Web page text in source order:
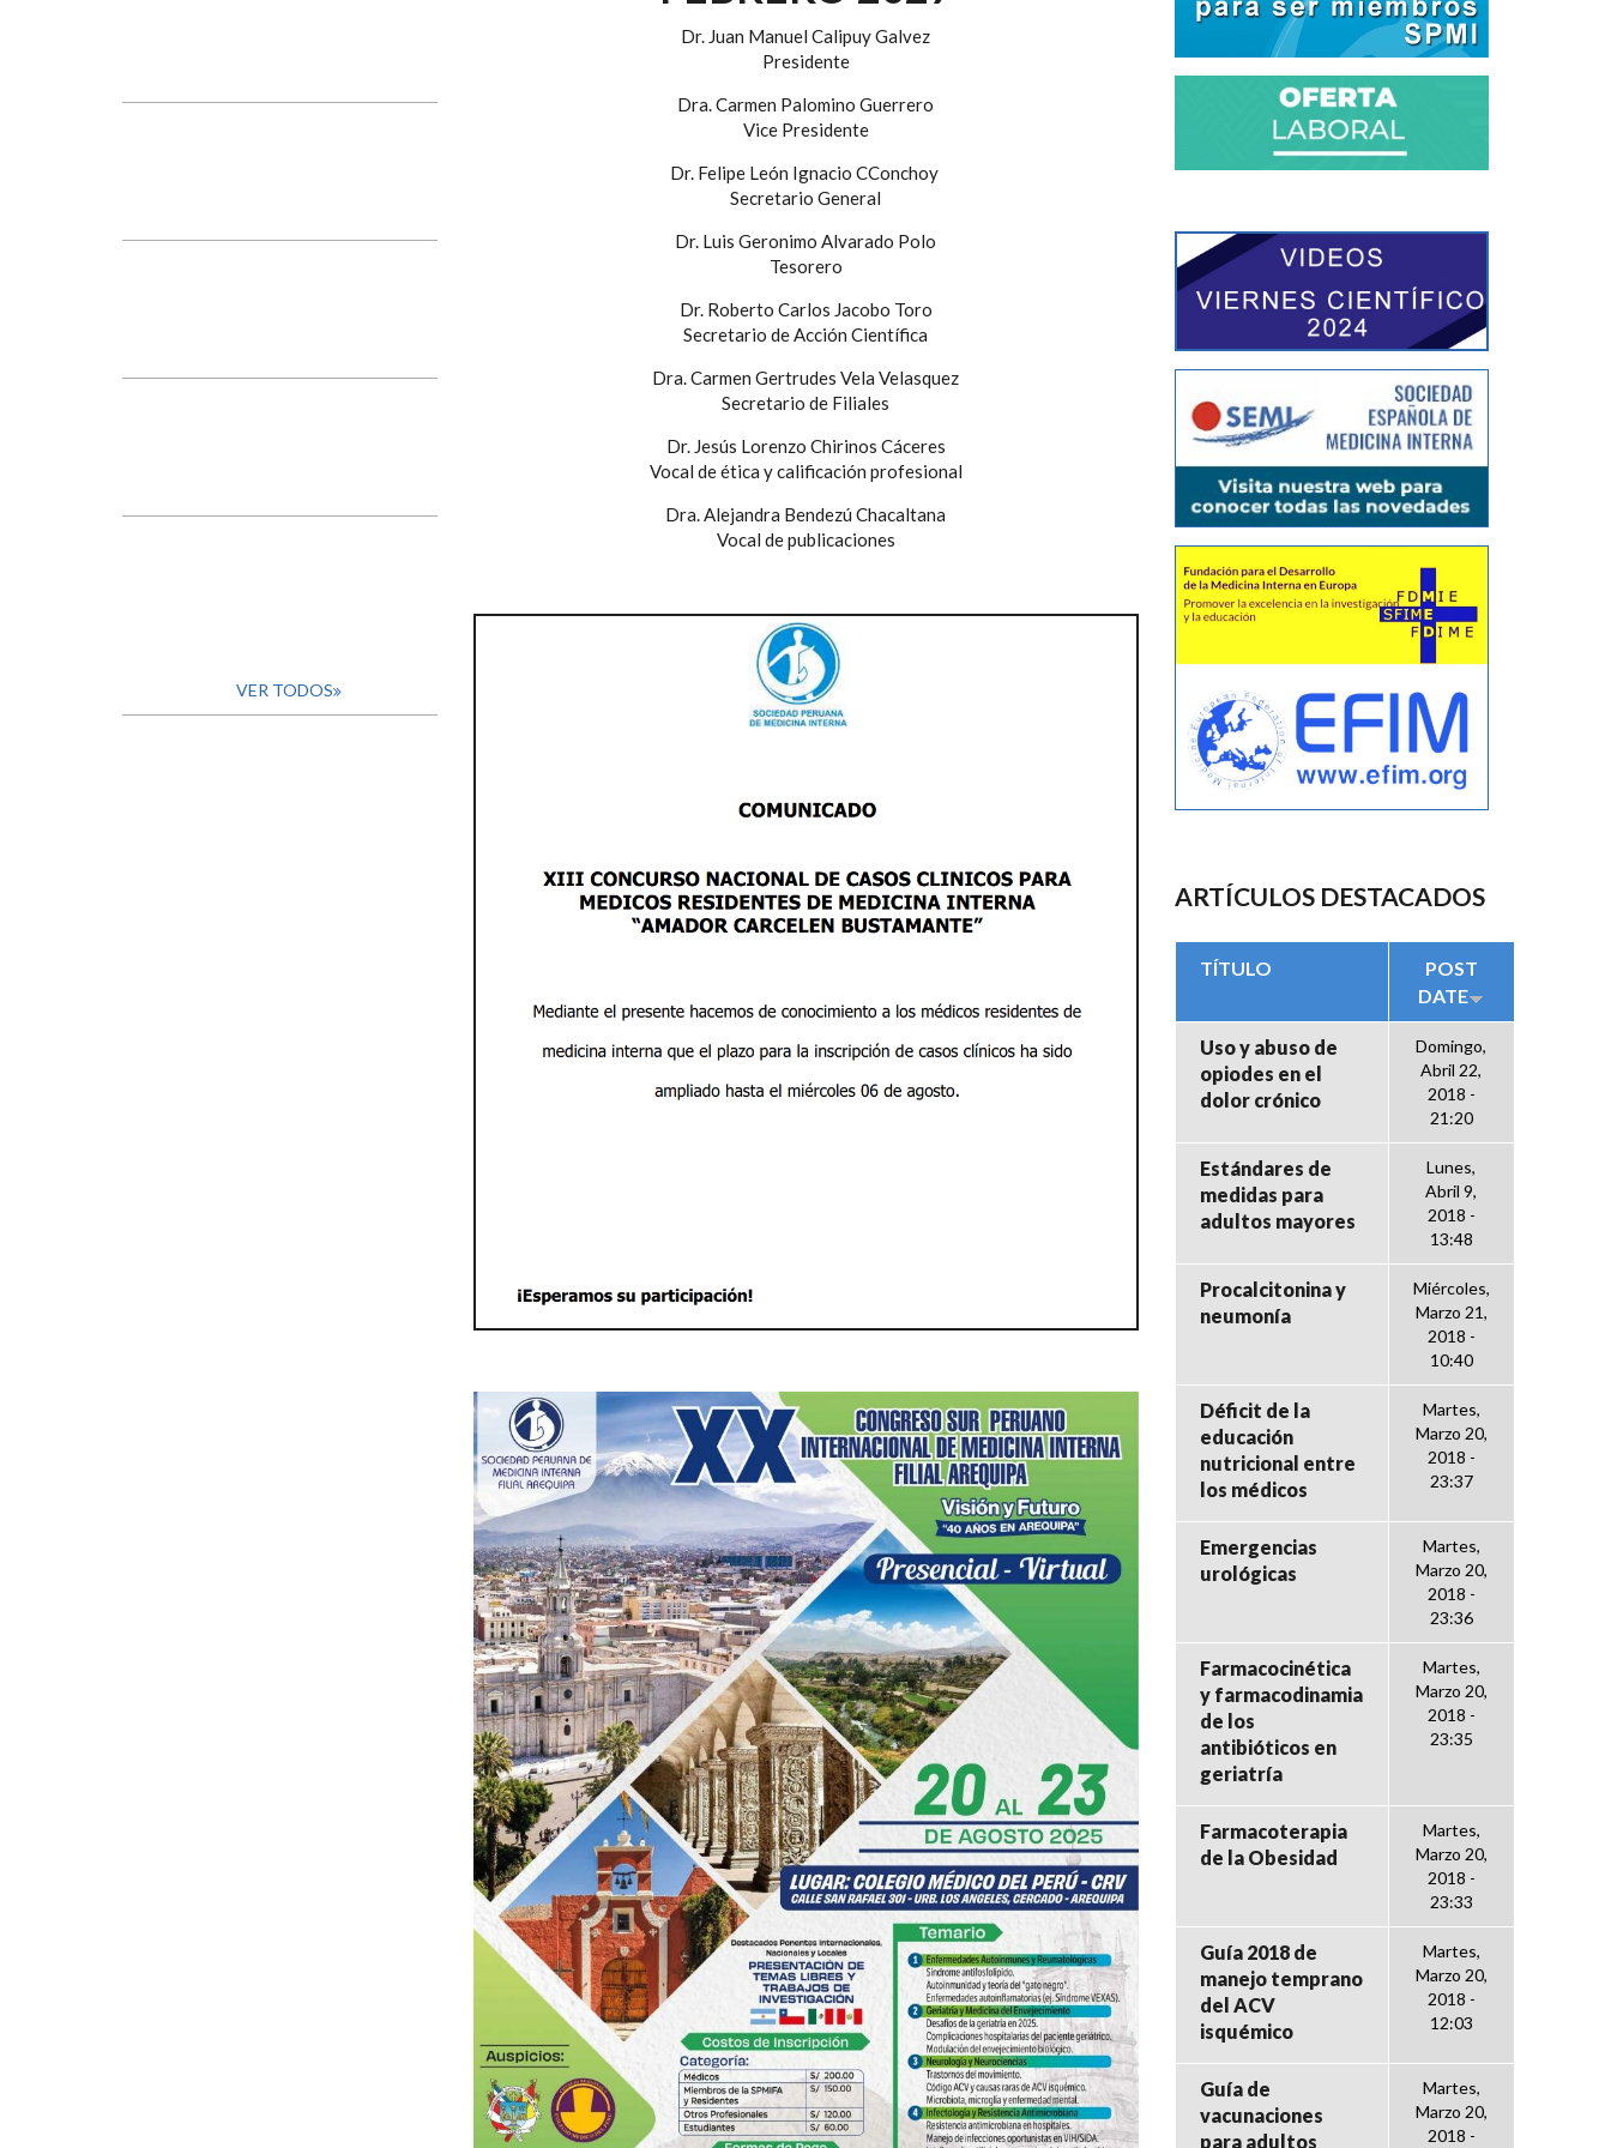
VER TODOS
Dr. Juan Manuel Calipuy Galvez
Presidente
Dra. Carmen Palomino Guerrero
Vice Presidente
Dr. Felipe León Ignacio CConchoy
Secretario General
Dr. Luis Geronimo Alvarado Polo
Tesorero
Dr. Roberto Carlos Jacobo Toro
Secretario de Acción Científica
Dra. Carmen Gertrudes Vela Velasquez
Secretario de Filiales
Dr. Jesús Lorenzo Chirinos Cáceres
Vocal de ética y calificación profesional
Dra. Alejandra Bendezú Chacaltana
Vocal de publicaciones
ARTÍCULOS DESTACADOS
TÍTULO
POST
DATE
Uso y abuso de
opiodes en el
dolor crónico
Domingo,
Abril 22,
2018 -
21:20
Estándares de
medidas para
adultos mayores
Lunes,
Abril 9,
2018 -
13:48
Procalcitonina y
neumonía
Miércoles,
Marzo 21,
2018 -
10:40
Déficit de la
educación
nutricional entre
los médicos
Martes,
Marzo 20,
2018 -
23:37
Emergencias
urológicas
Martes,
Marzo 20,
2018 -
23:36
Farmacocinética
y farmacodinamia
de los
antibióticos en
geriatría
Martes,
Marzo 20,
2018 -
23:35
Farmacoterapia
de la Obesidad
Martes,
Marzo 20,
2018 -
23:33
Guía 2018 de
manejo temprano
del ACV
isquémico
Martes,
Marzo 20,
2018 -
12:03
Guía de
vacunaciones
para adultos
Martes,
Marzo 20,
2018 -